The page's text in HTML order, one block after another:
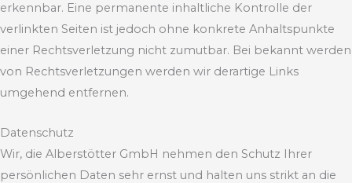
erkennbar. Eine permanente inhaltliche Kontrolle der
verlinkten Seiten ist jedoch ohne konkrete Anhaltspunkte
einer Rechtsverletzung nicht zumutbar. Bei bekannt werden
von Rechtsverletzungen werden wir derartige Links
umgehend entfernen.
Datenschutz
Wir, die Alberstötter GmbH nehmen den Schutz Ihrer
persönlichen Daten sehr ernst und halten uns strikt an die